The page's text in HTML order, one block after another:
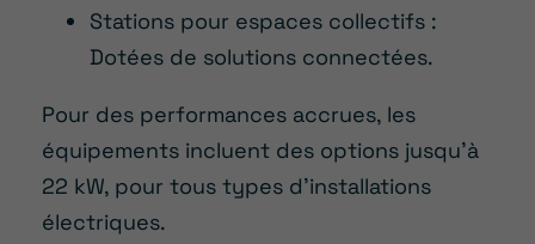
Stations pour espaces collectifs :
Dotées de solutions connectées.
Pour des performances accrues, les
équipements incluent des options jusqu’à
22 kW, pour tous types d’installations
électriques.